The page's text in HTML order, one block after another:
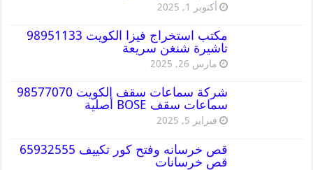
أكتوبر 1, 2025
مكتب استخراج فيزا الكويت 98951133
تاشيرة شنغن سريعة
مارس 26, 2025
شركة سماعات سقف الكويت 98577070
سماعات سقف BOSE أصلية
فبراير 5, 2025
قص خرسانه وفتح كور تكييف 65932555
قص خرسانات